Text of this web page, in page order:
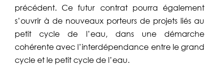
précédent. Ce futur contrat pourra également
s’ouvrir à de nouveaux porteurs de projets liés au
petit cycle de l’eau, dans une démarche
cohérente avec l’interdépendance entre le grand
cycle et le petit cycle de l’eau.